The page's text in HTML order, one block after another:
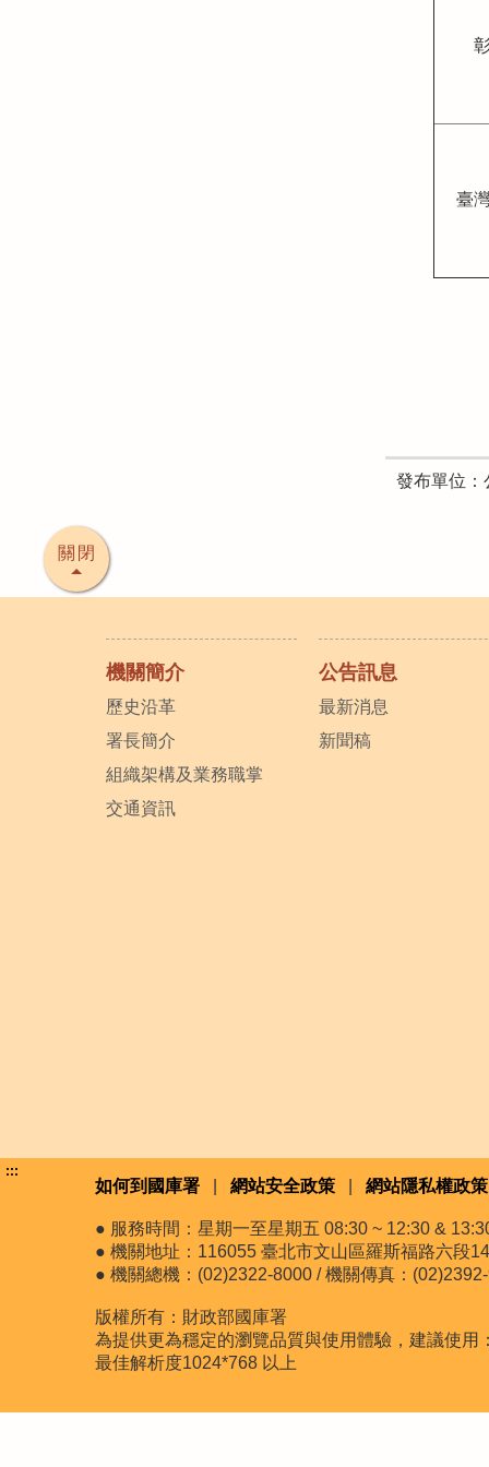
臺
發布單位：
關閉
機關簡介
歷史沿革
署長簡介
組織架構及業務職掌
交通資訊
公告訊息
最新消息
新聞稿
:::
如何到國庫署 網站安全政策 網站隱私權政策
● 服務時間：星期一至星期五 08:30 ~ 12:30 &
● 機關地址：116055 臺北市文山區羅斯福路六段
● 機關總機：(02)2322-8000 / 機關傳真：
版權所有：財政部國庫署
為提供更為穩定的瀏覽品質與使用體驗，建議使
最佳解析度1024*768 以上